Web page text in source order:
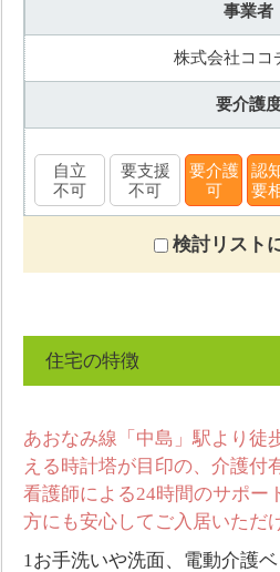
事業者
株式会社ココ
要介護
自立
不可
要支援
不可
要介護
可
認
要
検討リスト
住宅の特徴
あおなみ線「中島」駅より徒
える時計塔が目印の、介護付
看護師による24時間のサポー
方にも安心してご入居いただ
1お手洗いや洗面、電動介護